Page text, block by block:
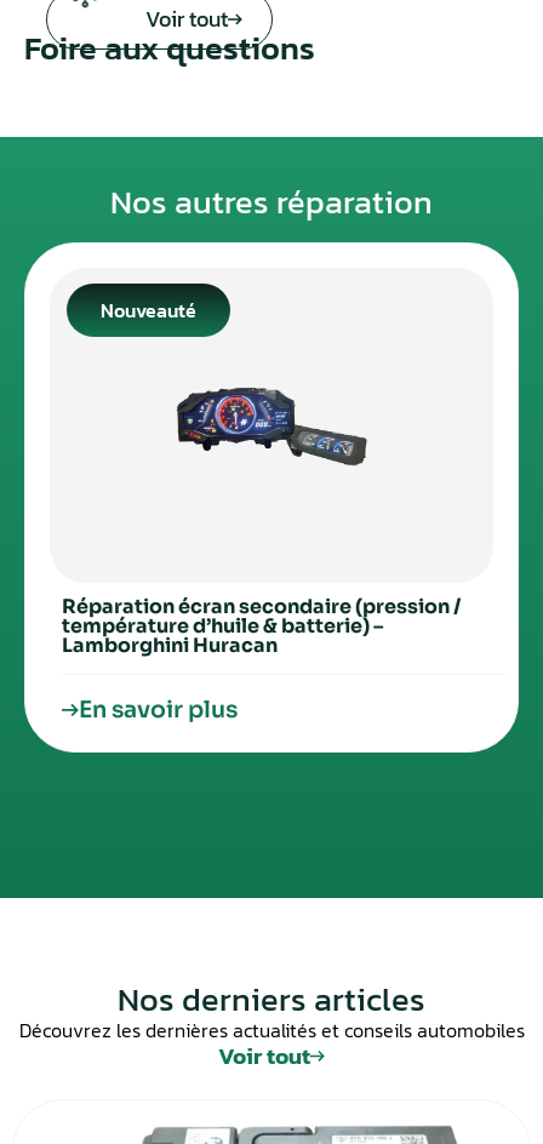
Voir tout
Foire aux questions
Nos autres réparation
Nouveauté
Réparation écran secondaire (pression /
température d’huile & batterie) –
Lamborghini Huracan
En savoir plus
Nos derniers articles
Découvrez les dernières actualités et conseils automobiles
Voir tout